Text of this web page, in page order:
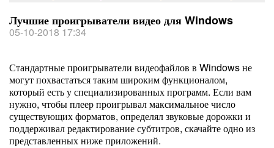
Лучшие проигрыватели видео для Windows
05-10-2018 17:34
Стандартные проигрыватели видеофайлов в Windows не
могут похвастаться таким широким функционалом,
который есть у специализированных программ. Если вам
нужно, чтобы плеер проигрывал максимальное число
существующих форматов, определял звуковые дорожки и
поддерживал редактирование субтитров, скачайте одно из
представленных ниже приложений.